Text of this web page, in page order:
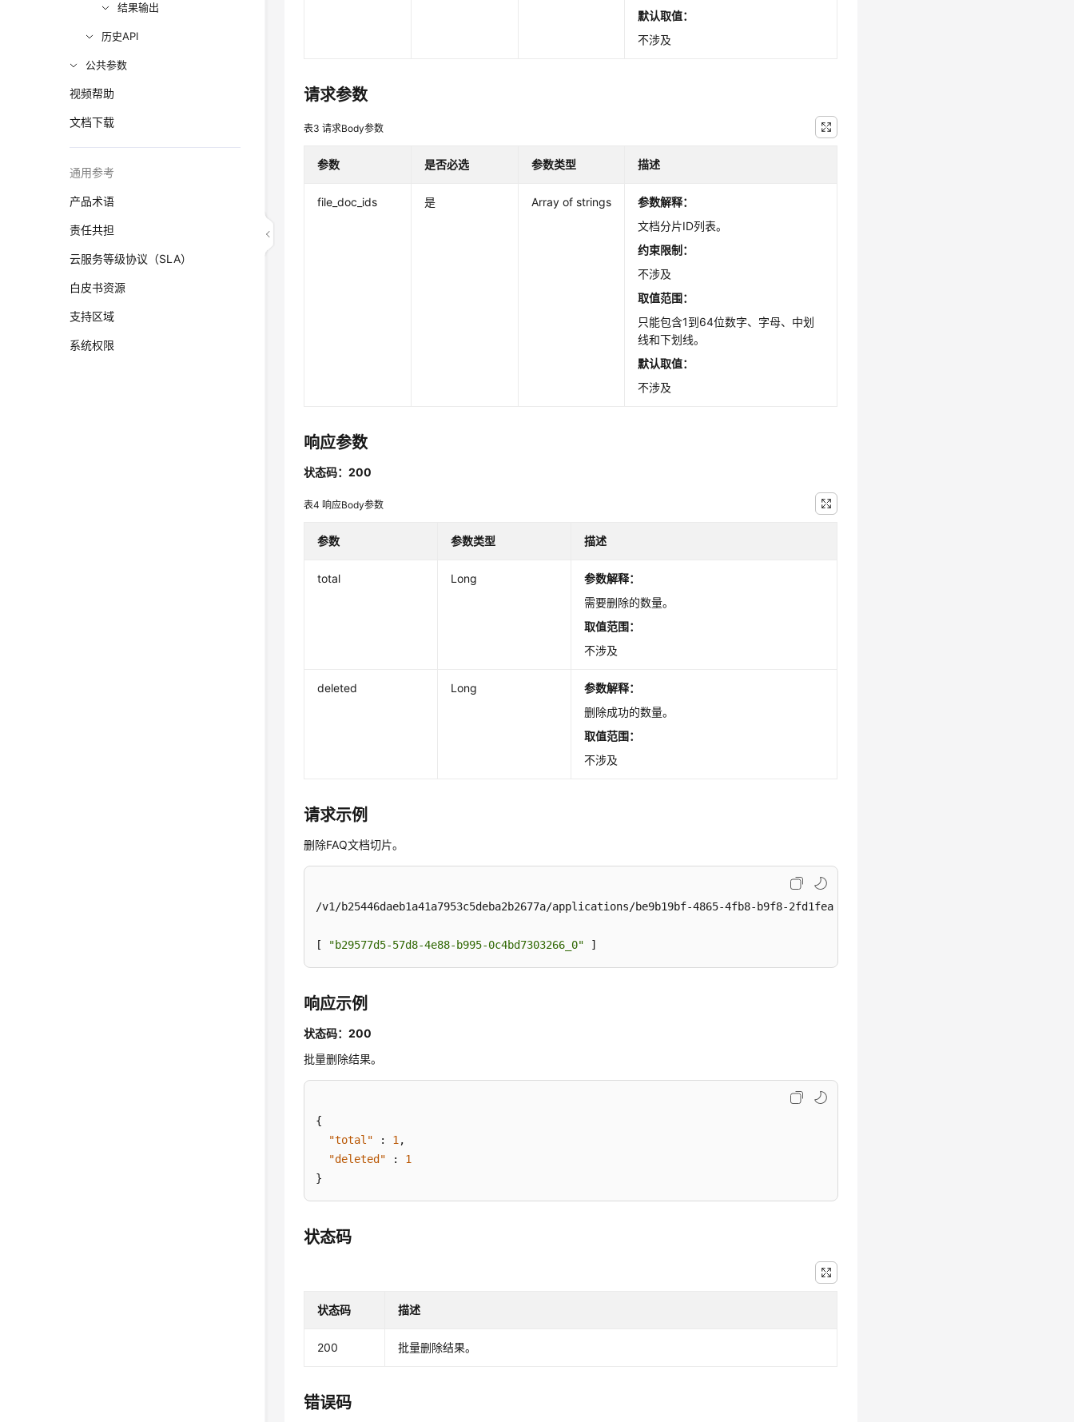
结果输出
历史API
公共参数
视频帮助
文档下载
通用参考
产品术语
责任共担
云服务等级协议（SLA）
白皮书资源
支持区域
系统权限
默认取值：
不涉及
请求参数
表3请求Body参数
参数 是否必选 参数类型 描述
file_doc_ids 是 Array of strings
参数解释：
文档分片ID列表。
约束限制：
不涉及
取值范围：
只能包含1到64位数字、字母、中划
线和下划线。
默认取值：
不涉及
响应参数
状态码：200
表4响应Body参数
参数 参数类型 描述
total Long
参数解释：
需要删除的数量。
取值范围：
不涉及
deleted Long
参数解释：
删除成功的数量。
取值范围：
不涉及
请求示例
删除FAQ文档切片。
/v1/b25446daeb1a41a7953c5deba2b2677a/applications/be9b19bf-4865-4fb8-b9f8-2fd1fea98d76/uni-search/faq/batch/79b50900-
[ "b29577d5-57d8-4e88-b995-0c4bd7303266_0" ]
响应示例
状态码：200
批量删除结果。
{
"total"
: 1 ,
"deleted"
:
1
}
状态码
状态码 描述
200 批量删除结果。
错误码